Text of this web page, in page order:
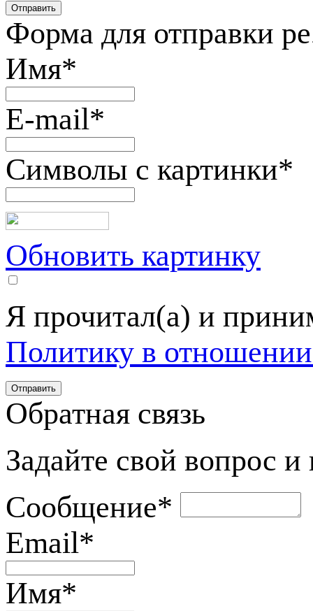
Форма для отправки
Имя*
E-mail*
Символы с картинки*
Обновить картинку
Я прочитал(а) и
Политику в
Обратная связь
Задайте свой вопрос
Сообщение*
Email*
Имя*